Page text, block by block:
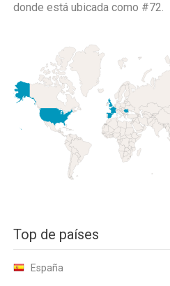
donde está ubicada como #72.
Top de países
España